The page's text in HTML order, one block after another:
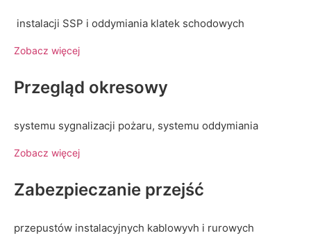
instalacji SSP i oddymiania klatek schodowych
Zobacz więcej
Przegląd okresowy
systemu sygnalizacji pożaru, systemu oddymiania
Zobacz więcej
Zabezpieczanie przejść
przepustów instalacyjnych kablowyvh i rurowych